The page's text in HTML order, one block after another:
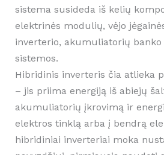
sistema susideda iš kelių
elektrinės modulių, vėjo
inverterio, akumuliatorių
sistemos.
Hibridinis inverteris čia atlieka
– jis priima energiją iš abiejų
akumuliatorių įkrovimą ir
elektros tinklą arba į bendrą
hibridiniai inverteriai moka